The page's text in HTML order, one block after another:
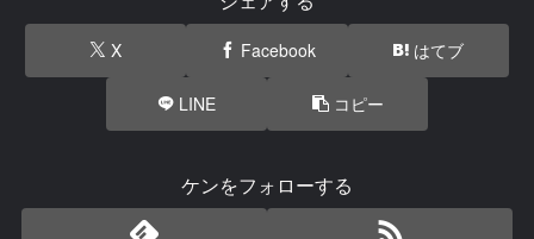
X Facebook はてブ
LINE コピー
ケンをフォローする